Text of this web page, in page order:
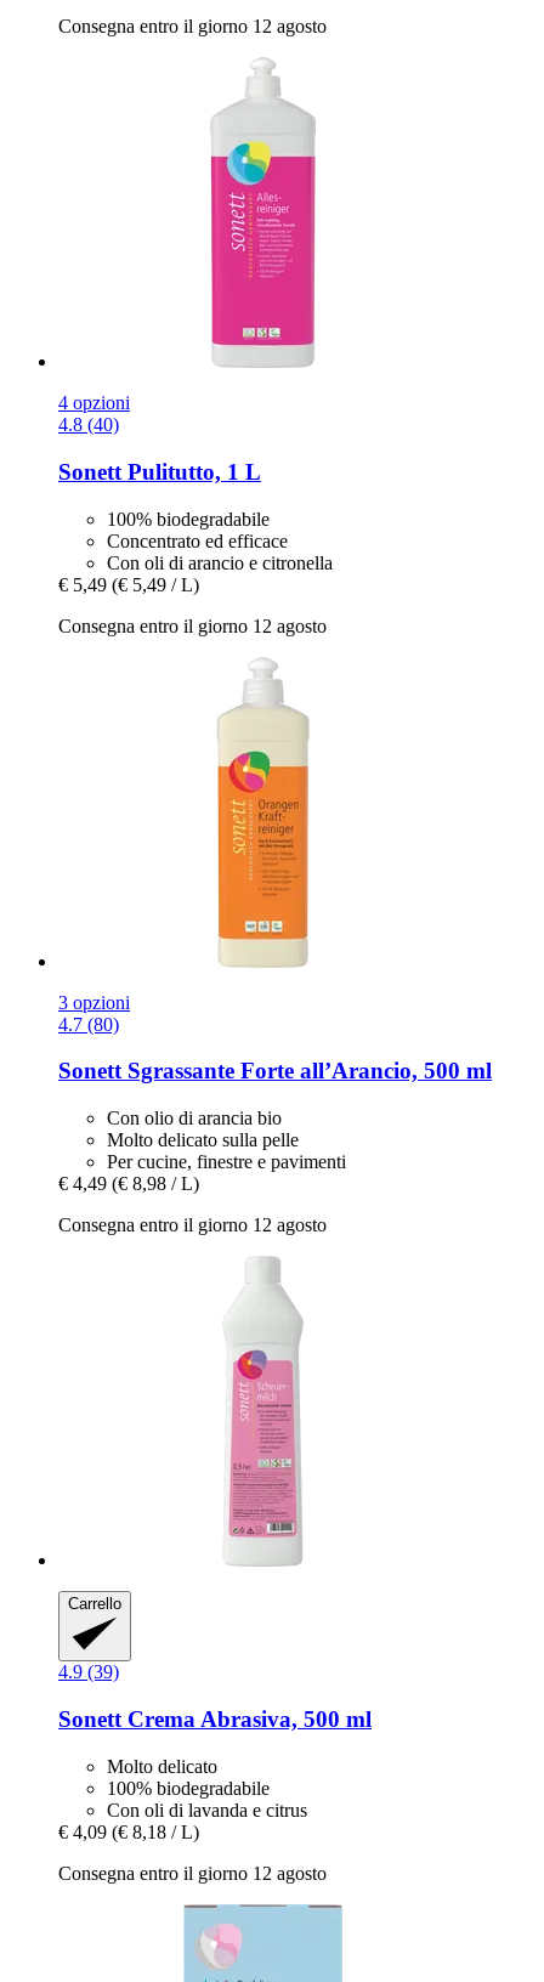
Consegna entro il giorno 12 agosto
4 opzioni
4.8 (40)
Sonett Pulitutto, 1 L
100% biodegradabile
Concentrato ed efficace
Con oli di arancio e citronella
€ 5,49 (€ 5,49 / L)
Consegna entro il giorno 12 agosto
3 opzioni
4.7 (80)
SonettSgrassante Forte all’Arancio, 500 ml
Con olio di arancia bio
Molto delicato sulla pelle
Per cucine, finestre e pavimenti
€ 4,49 (€ 8,98 / L)
Consegna entro il giorno 12 agosto
Carrello
4.9 (39)
Sonett Crema Abrasiva, 500 ml
Molto delicato
100% biodegradabile
Con oli di lavanda e citrus
€ 4,09 (€ 8,18 / L)
Consegna entro il giorno 12 agosto